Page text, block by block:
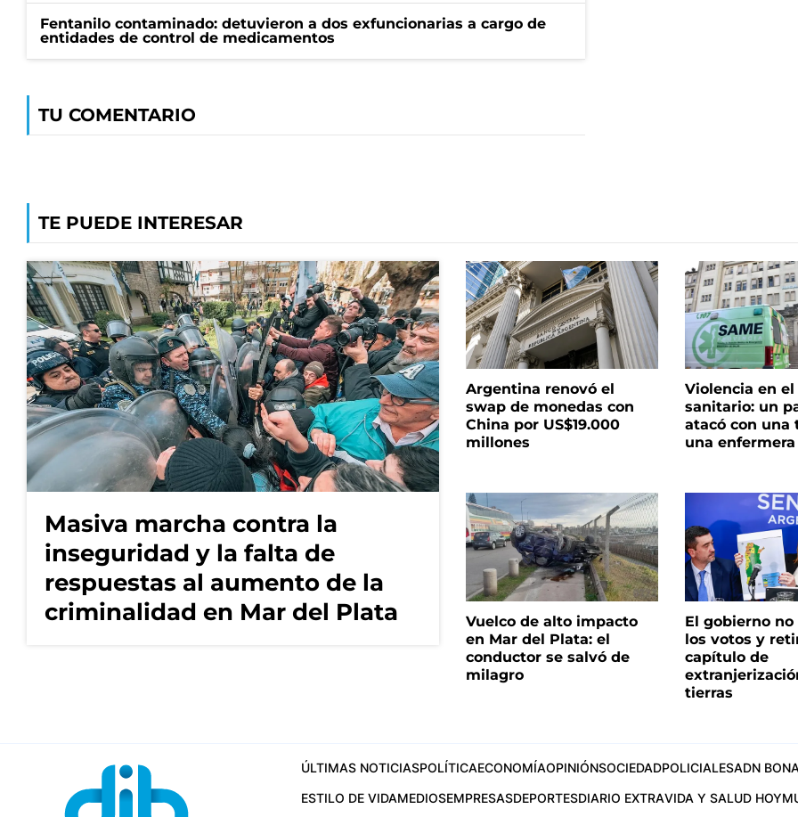
Fentanilo contaminado: detuvieron a dos exfuncionarias a cargo de
entidades de control de medicamentos
TU COMENTARIO
TE PUEDE INTERESAR
Masiva marcha contra la
inseguridad y la falta de
respuestas al aumento de la
criminalidad en Mar del Plata
Argentina renovó el
swap de monedas con
China por US$19.000
millones
Violencia en
sanitario: un
atacó con una
una enfermera
Vuelco de alto impacto
en Mar del Plata: el
conductor se salvó de
milagro
El gobierno
los votos y
capítulo de
tierras
ÚLTIMAS NOTICIASPOLÍTICAECONOMÍAOPINIÓNSOCIEDADPOLICIALESADN
ESTILO DE VIDAMEDIOSEMPRESASDEPORTESDIARIO EXTRAVIDA Y SALUD HOY